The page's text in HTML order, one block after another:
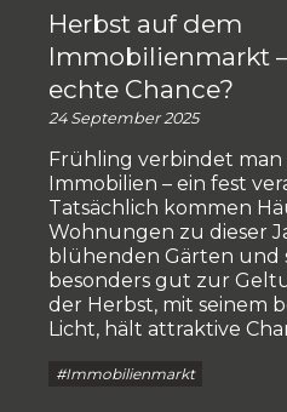
Herbst auf dem
Immobilienmarkt
echte Chance?
24 September 2025
Frühling verbindet
Immobilien – ein fest
Tatsächlich kommen
Wohnungen zu dieser
blühenden Gärten und
besonders gut zur
der Herbst, mit seinem
Licht, hält attraktive
#Immobilienmarkt